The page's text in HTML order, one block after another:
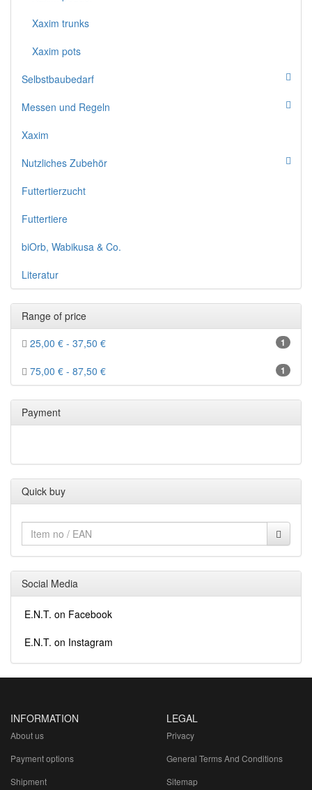
Xaxim trunks
Xaxim pots
Selbstbaubedarf
Messen und Regeln
Xaxim
Nutzliches Zubehör
Futtertierzucht
Futtertiere
biOrb, Wabikusa & Co.
Literatur
Range of price
1
25,00 € - 37,50 €
1
75,00 € - 87,50 €
Payment
Quick buy
Social Media
E.N.T. on Facebook
E.N.T. on Instagram
INFORMATION
About us
Payment options
Shipment
LEGAL
Privacy
General Terms And Conditions
Sitemap